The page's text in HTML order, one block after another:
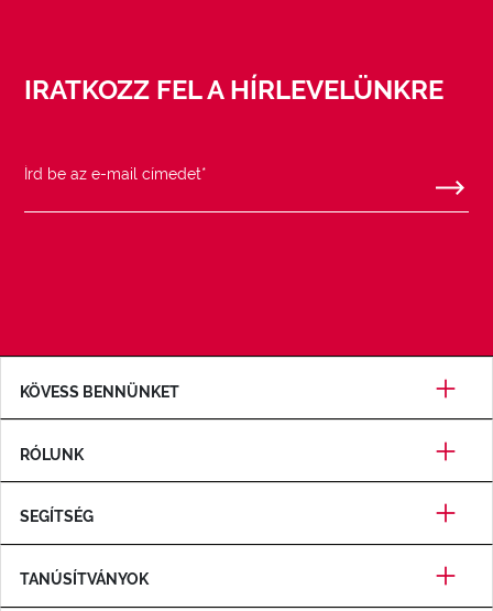
IRATKOZZ FEL A HÍRLEVELÜNKRE
KÖVESS BENNÜNKET
RÓLUNK
SEGÍTSÉG
TANÚSÍTVÁNYOK